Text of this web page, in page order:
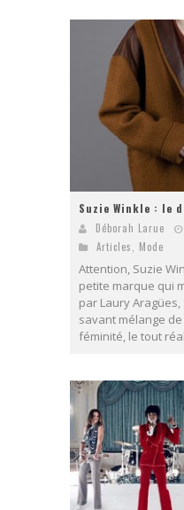
Suzie Winkle : le
Déborah Larue
Articles
Mode
Attention, Suzie
petite marque qui
par Laury
savant mélange
féminité, le tout